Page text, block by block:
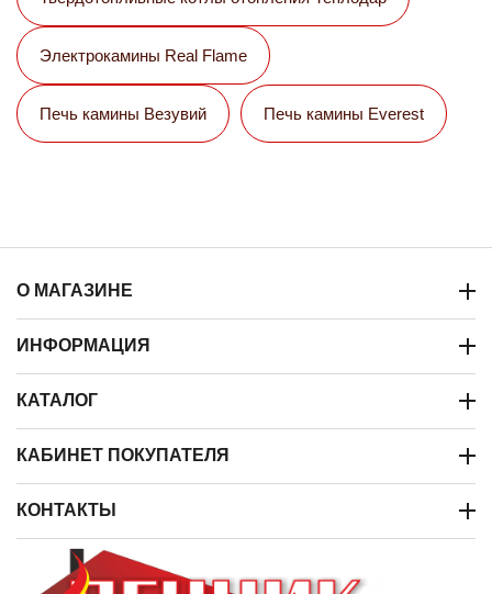
Электрокамины Real Flame
Печь камины Везувий Печь камины Everest
О МАГАЗИНЕ
ИНФОРМАЦИЯ
КАТАЛОГ
КАБИНЕТ ПОКУПАТЕЛЯ
КОНТАКТЫ